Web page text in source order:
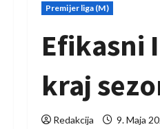
Premijer liga (M)
Efikasni
kraj
Redakcija 9. Maja